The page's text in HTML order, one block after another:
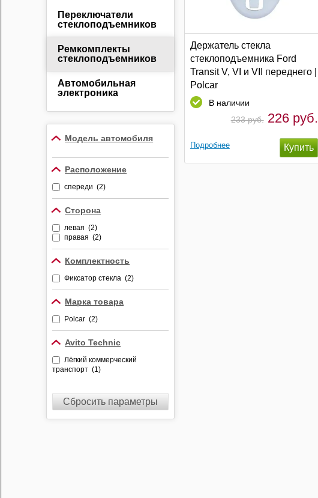
Переключатели
стеклоподъемников
Ремкомплекты
стеклоподъемников
Автомобильная
электроника
Противоугонные
устройства
Видеорегистраторы
Радар-детекторы
Комбо-устройства
Парктроники
Алкотестеры
Держатели
видеорегистраторов и
радар-детекторов
Модель автомобиля
Расположение
спереди (2)
Сторона
левая (2)
правая (2)
Комплектность
Фиксатор стекла (2)
Марка товара
Polcar (2)
Avito Technic
Лёгкий коммерческий
транспорт (1)
Сбросить параметры
Держатель стекла
стеклоподъемника Ford
Transit V, VI и VII переднего |
Polcar
В наличии
233 руб. 226 руб.
Подробнее